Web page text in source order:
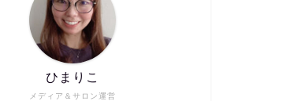
メディア＆サロン運営
ひまりこ